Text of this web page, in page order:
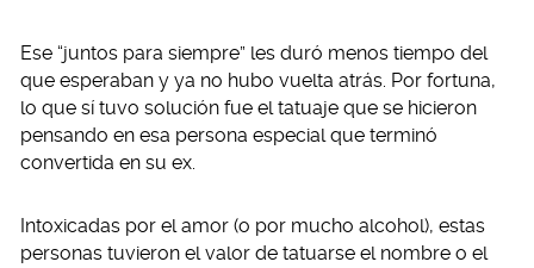
Ese “juntos para siempre” les duró menos tiempo del
que esperaban y ya no hubo vuelta atrás. Por fortuna,
lo que sí tuvo solución fue el tatuaje que se hicieron
pensando en esa persona especial que terminó
convertida en su ex.
Intoxicadas por el amor (o por mucho alcohol), estas
personas tuvieron el valor de tatuarse el nombre o el